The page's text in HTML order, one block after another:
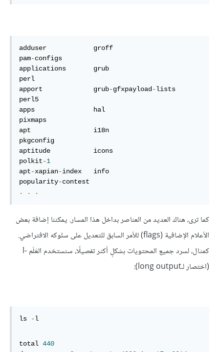
adduser            groff
pam-configs
applications       grub
perl
apport             grub-gfxpayload-lists
perl5
apps               hal
pixmaps
apt                i18n
pkgconfig
aptitude           icons
polkit-1
apt-xapian-index   info
popularity-
.
. .
كما ترى، هناك العديد من العناصر بداخل هذا المسار. يمكننا إضافة بعض
الأعلام الإضافية (flags) للأمر السابق للتعديل على سلوكه الافتراضي.
كمثال، لسرد جميع المحتويات بشكلٍ أكثر تفصيلًا، سنستخدم العَلَم -l
(اختصار لـlong output):
ls -l
total 440